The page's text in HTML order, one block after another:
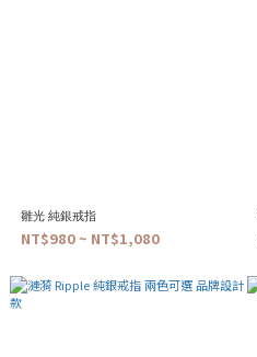
雛光 純銀戒指
NT$980 ~ NT$1,080